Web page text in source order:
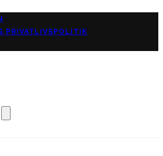
PRIVATLIVSPOLITIK